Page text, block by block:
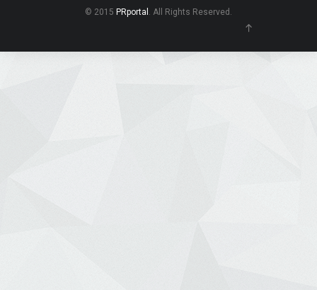
© 2015 PRportal . All Rights Reserved.